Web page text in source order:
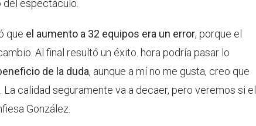
espectáculo.
que el aumento a 32 equipos era un error, porque el
Al final resultó un éxito. hora podría pasar lo
de la duda, aunque a mí no me gusta, creo que
calidad seguramente va a decaer, pero veremos si el
González.